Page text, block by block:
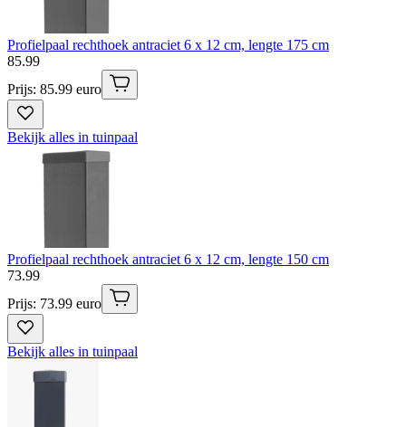
Profielpaal rechthoek antraciet 6 x 12 cm, lengte 175 cm
85.99
Prijs: 85.99 euro
Bekijk alles in tuinpaal
Profielpaal rechthoek antraciet 6 x 12 cm, lengte 150 cm
73.99
Prijs: 73.99 euro
Bekijk alles in tuinpaal